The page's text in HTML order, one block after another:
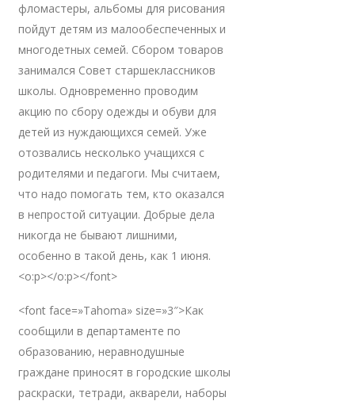
фломастеры, альбомы для рисования
пойдут детям из малообеспеченных и
многодетных семей. Сбором товаров
занимался Совет старшеклассников
школы. Одновременно проводим
акцию по сбору одежды и обуви для
детей из нуждающихся семей. Уже
отозвались несколько учащихся с
родителями и педагоги. Мы считаем,
что надо помогать тем, кто оказался
в непростой ситуации. Добрые дела
никогда не бывают лишними,
особенно в такой день, как 1 июня.
<o:p></o:p></font>
<font face=»Tahoma» size=»3″>Как
сообщили в департаменте по
образованию, неравнодушные
граждане приносят в городские школы
раскраски, тетради, акварели, наборы